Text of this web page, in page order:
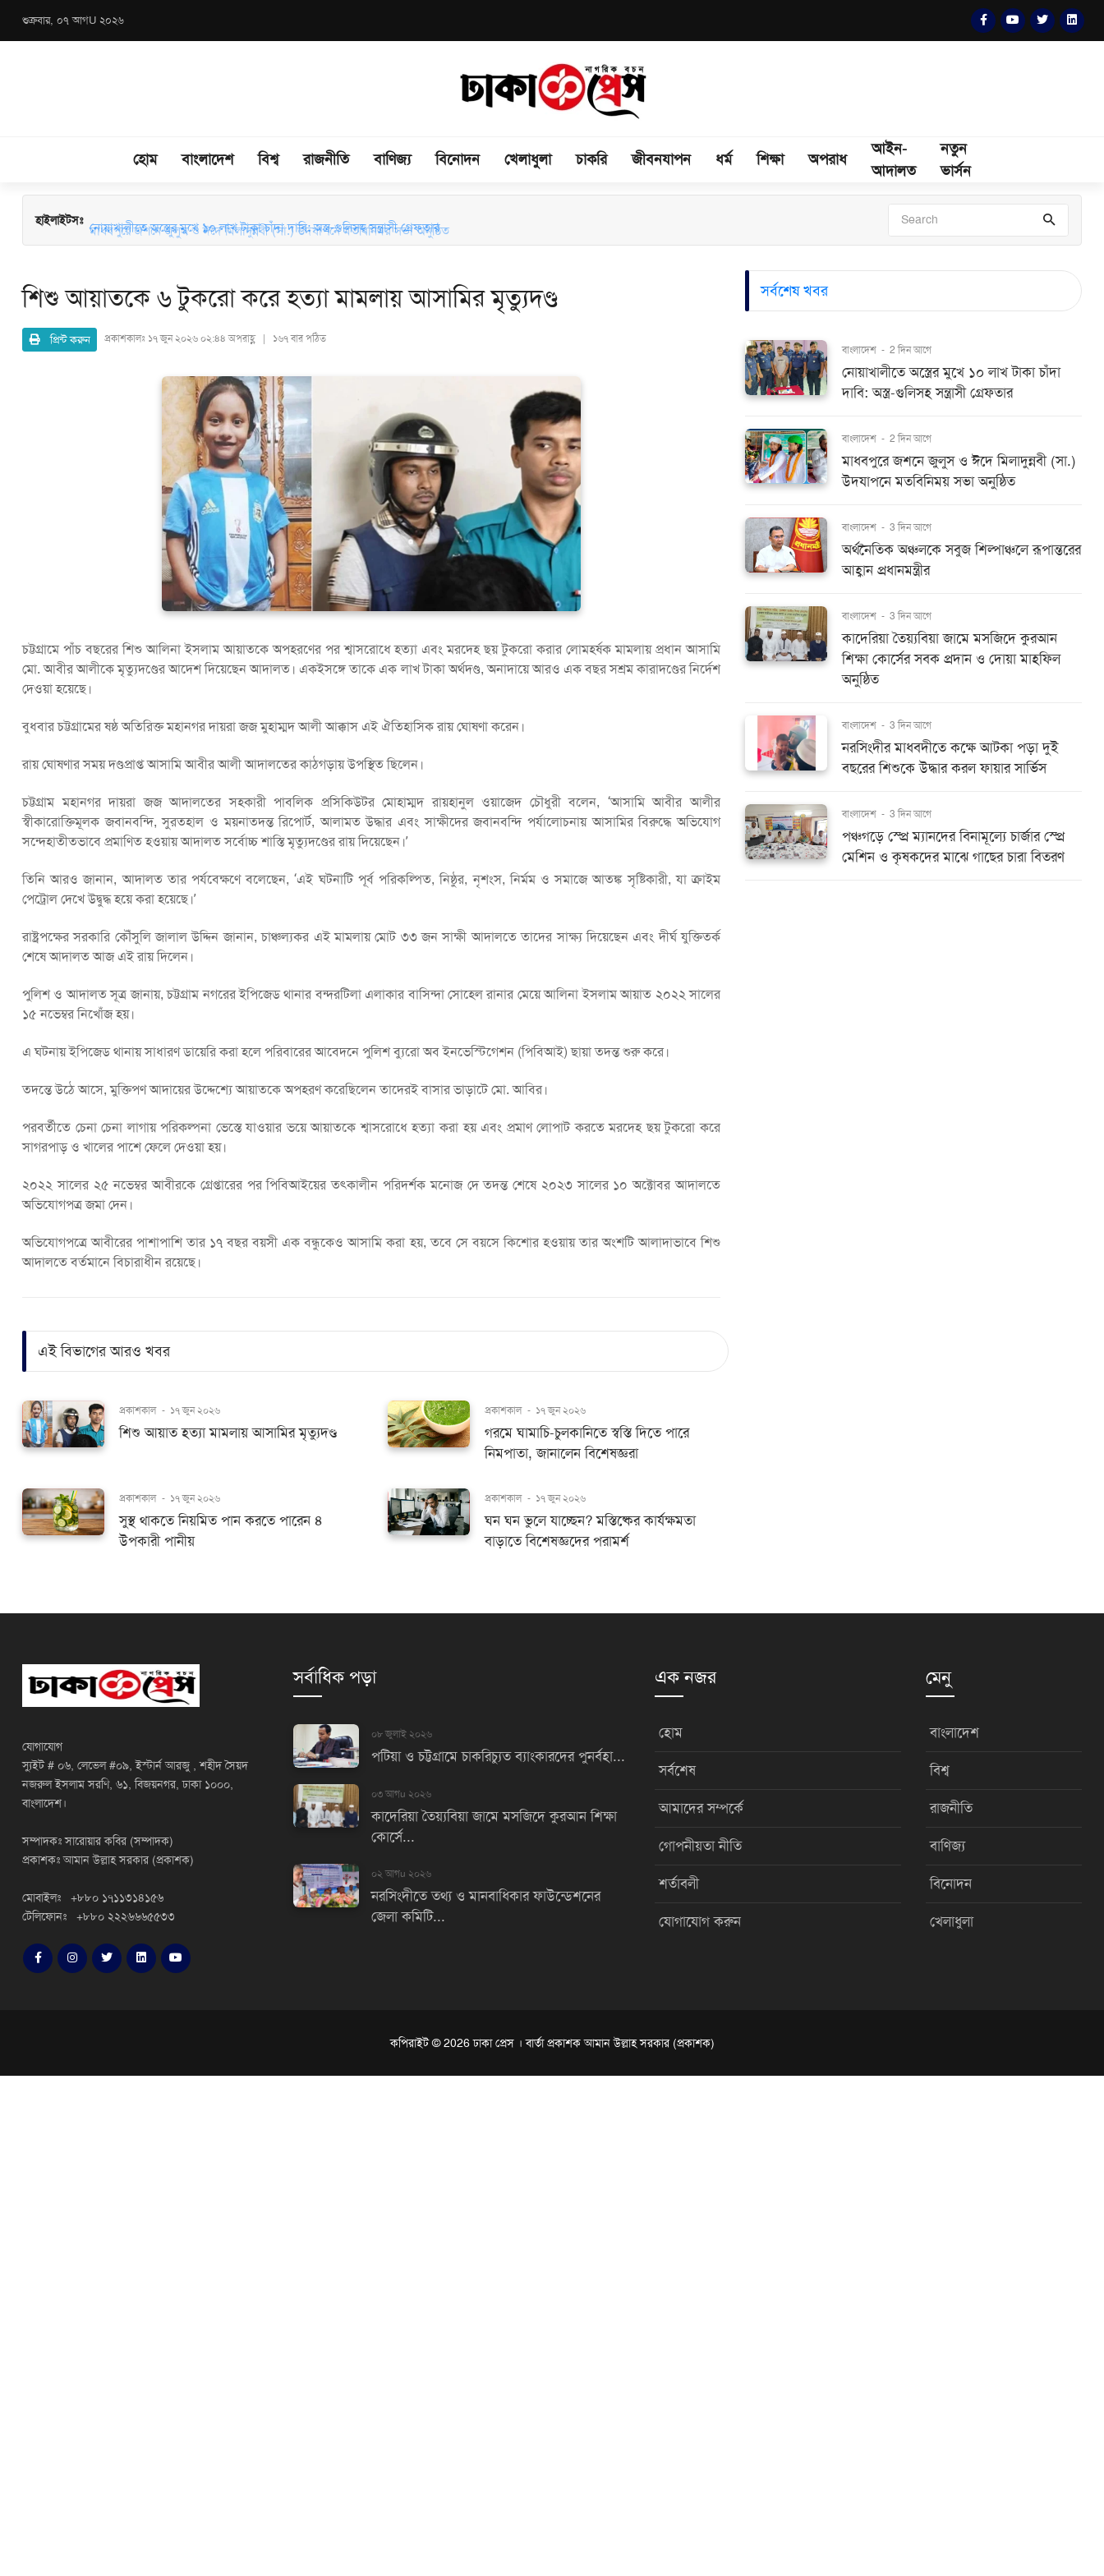
শুক্রবার, ০৭ আগU ২০২৬
হোম বাংলাদেশ বিশ্ব রাজনীতি বাণিজ্য বিনোদন খেলাধুলা চাকরি জীবনযাপন ধর্ম শিক্ষা অপরাধ
আইন-
আদালত
নতুন
ভার্সন
হাইলাইটসঃ
নোয়াখালীতে অস্ত্রের মুখে ১০ লাখ টাকা চাঁদা দাবি: অস্ত্র-গুলিসহ সন্ত্রাসী গ্রেফতার
মাধবপুরে জশনে জুলুস ও ঈদে মিলাদুন্নবী (সা.) উদযাপনে মতবিনিময় সভা অনুষ্ঠিত
শিশু আয়াতকে ৬ টুকরো করে হত্যা মামলায় আসামির মৃত্যুদণ্ড
প্রিন্ট করুন প্রকাশকালঃ ১৭ জুন ২০২৬ ০২:৪৪ অপরাহ্ণ | ১৬৭ বার পঠিত
চট্টগ্রামে পাঁচ বছরের শিশু আলিনা ইসলাম আয়াতকে অপহরণের পর শ্বাসরোধে হত্যা এবং মরদেহ ছয় টুকরো করার লোমহর্ষক মামলায় প্রধান আসামি
মো. আবীর আলীকে মৃত্যুদণ্ডের আদেশ দিয়েছেন আদালত। একইসঙ্গে তাকে এক লাখ টাকা অর্থদণ্ড, অনাদায়ে আরও এক বছর সশ্রম কারাদণ্ডের নির্দেশ
দেওয়া হয়েছে।
বুধবার চট্টগ্রামের ষষ্ঠ অতিরিক্ত মহানগর দায়রা জজ মুহাম্মদ আলী আক্কাস এই ঐতিহাসিক রায় ঘোষণা করেন।
রায় ঘোষণার সময় দণ্ডপ্রাপ্ত আসামি আবীর আলী আদালতের কাঠগড়ায় উপস্থিত ছিলেন।
চট্টগ্রাম মহানগর দায়রা জজ আদালতের সহকারী পাবলিক প্রসিকিউটর মোহাম্মদ রায়হানুল ওয়াজেদ চৌধুরী বলেন, ‘আসামি আবীর আলীর
স্বীকারোক্তিমূলক জবানবন্দি, সুরতহাল ও ময়নাতদন্ত রিপোর্ট, আলামত উদ্ধার এবং সাক্ষীদের জবানবন্দি পর্যালোচনায় আসামির বিরুদ্ধে অভিযোগ
সন্দেহাতীতভাবে প্রমাণিত হ‌ওয়ায় আদালত সর্বোচ্চ শাস্তি মৃত্যুদণ্ডের রায় দিয়েছেন।’
তিনি আরও জানান, আদালত তার পর্যবেক্ষণে বলেছেন, ‘এই ঘটনাটি পূর্ব পরিকল্পিত, নিষ্ঠুর, নৃশংস, নির্মম ও সমাজে আতঙ্ক সৃষ্টিকারী, যা ক্রাইম
পেট্রোল দেখে উদ্বুদ্ধ হয়ে করা হয়েছে।’
রাষ্ট্রপক্ষের সরকারি কৌঁসুলি জালাল উদ্দিন জানান, চাঞ্চল্যকর এই মামলায় মোট ৩৩ জন সাক্ষী আদালতে তাদের সাক্ষ্য দিয়েছেন এবং দীর্ঘ যুক্তিতর্ক
শেষে আদালত আজ এই রায় দিলেন।
পুলিশ ও আদালত সূত্র জানায়, চট্টগ্রাম নগরের ইপিজেড থানার বন্দরটিলা এলাকার বাসিন্দা সোহেল রানার মেয়ে আলিনা ইসলাম আয়াত ২০২২ সালের
১৫ নভেম্বর নিখোঁজ হয়।
এ ঘটনায় ইপিজেড থানায় সাধারণ ডায়েরি করা হলে পরিবারের আবেদনে পুলিশ ব্যুরো অব ইনভেস্টিগেশন (পিবিআই) ছায়া তদন্ত শুরু করে।
তদন্তে উঠে আসে, মুক্তিপণ আদায়ের উদ্দেশ্যে আয়াতকে অপহরণ করেছিলেন তাদেরই বাসার ভাড়াটে মো. আবির।
পরবর্তীতে চেনা চেনা লাগায় পরিকল্পনা ভেস্তে যাওয়ার ভয়ে আয়াতকে শ্বাসরোধে হত্যা করা হয় এবং প্রমাণ লোপাট করতে মরদেহ ছয় টুকরো করে
সাগরপাড় ও খালের পাশে ফেলে দেওয়া হয়।
২০২২ সালের ২৫ নভেম্বর আবীরকে গ্রেপ্তারের পর পিবিআইয়ের তৎকালীন পরিদর্শক মনোজ দে তদন্ত শেষে ২০২৩ সালের ১০ অক্টোবর আদালতে
অভিযোগপত্র জমা দেন।
অভিযোগপত্রে আবীরের পাশাপাশি তার ১৭ বছর বয়সী এক বন্ধুকেও আসামি করা হয়, তবে সে বয়সে কিশোর হওয়ায় তার অংশটি আলাদাভাবে শিশু
আদালতে বর্তমানে বিচারাধীন রয়েছে।
এই বিভাগের আরও খবর
প্রকাশকাল - ১৭ জুন ২০২৬
শিশু আয়াত হত্যা মামলায় আসামির মৃত্যুদণ্ড
প্রকাশকাল - ১৭ জুন ২০২৬
গরমে ঘামাচি-চুলকানিতে স্বস্তি দিতে পারে
নিমপাতা, জানালেন বিশেষজ্ঞরা
প্রকাশকাল - ১৭ জুন ২০২৬
সুস্থ থাকতে নিয়মিত পান করতে পারেন ৪
উপকারী পানীয়
প্রকাশকাল - ১৭ জুন ২০২৬
ঘন ঘন ভুলে যাচ্ছেন? মস্তিষ্কের কার্যক্ষমতা
বাড়াতে বিশেষজ্ঞদের পরামর্শ
সর্বশেষ খবর
বাংলাদেশ - 2 দিন আগে
নোয়াখালীতে অস্ত্রের মুখে ১০ লাখ টাকা চাঁদা
দাবি: অস্ত্র-গুলিসহ সন্ত্রাসী গ্রেফতার
বাংলাদেশ - 2 দিন আগে
মাধবপুরে জশনে জুলুস ও ঈদে মিলাদুন্নবী (সা.)
উদযাপনে মতবিনিময় সভা অনুষ্ঠিত
বাংলাদেশ - 3 দিন আগে
অর্থনৈতিক অঞ্চলকে সবুজ শিল্পাঞ্চলে রূপান্তরের
আহ্বান প্রধানমন্ত্রীর
বাংলাদেশ - 3 দিন আগে
কাদেরিয়া তৈয়্যবিয়া জামে মসজিদে কুরআন
শিক্ষা কোর্সের সবক প্রদান ও দোয়া মাহফিল
অনুষ্ঠিত
বাংলাদেশ - 3 দিন আগে
নরসিংদীর মাধবদীতে কক্ষে আটকা পড়া দুই
বছরের শিশুকে উদ্ধার করল ফায়ার সার্ভিস
বাংলাদেশ - 3 দিন আগে
পঞ্চগড়ে স্প্রে ম্যানদের বিনামূল্যে চার্জার স্প্রে
মেশিন ও কৃষকদের মাঝে গাছের চারা বিতরণ
যোগাযোগ
স্যুইট # ০৬, লেভেল #০৯, ইস্টার্ন আরজু , শহীদ সৈয়দ
নজরুল ইসলাম সরণি, ৬১, বিজয়নগর, ঢাকা ১০০০,
বাংলাদেশ।
সম্পাদকঃ সারোয়ার কবির (সম্পাদক)
প্রকাশকঃ আমান উল্লাহ সরকার (প্রকাশক)
মোবাইলঃ +৮৮০ ১৭১১৩১৪১৫৬
টেলিফোনঃ +৮৮০ ২২২৬৬৬৫৫৩৩
সর্বাধিক পড়া
০৮ জুলাই ২০২৬
পটিয়া ও চট্টগ্রামে চাকরিচ্যুত ব্যাংকারদের পুনর্বহা...
০৩ আগu ২০২৬
কাদেরিয়া তৈয়্যবিয়া জামে মসজিদে কুরআন শিক্ষা
কোর্সে...
০২ আগu ২০২৬
নরসিংদীতে তথ্য ও মানবাধিকার ফাউন্ডেশনের
জেলা কমিটি...
এক নজর
হোম
সর্বশেষ
আমাদের সম্পর্কে
গোপনীয়তা নীতি
শর্তাবলী
যোগাযোগ করুন
মেনু
বাংলাদেশ
বিশ্ব
রাজনীতি
বাণিজ্য
বিনোদন
খেলাধুলা
কপিরাইট © 2026 ঢাকা প্রেস । বার্তা প্রকাশক আমান উল্লাহ সরকার (প্রকাশক)